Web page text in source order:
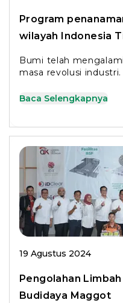
Program
wilayah Indonesia
Bumi telah
masa revolusi industri.
Baca Selengkapnya
19 Agustus 2024
Pengolahan
Budidaya Maggot